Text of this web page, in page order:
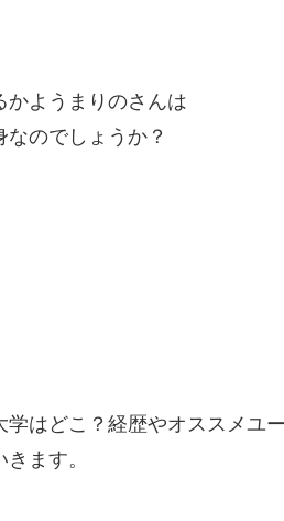
ようまりのさんは
のでしょうか？
はどこ？経歴やオススメユ
ます。